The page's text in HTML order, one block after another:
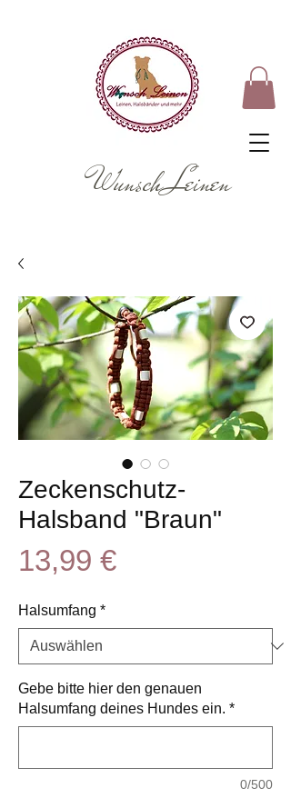
Wunsch Leinen
Zeckenschutz-
Halsband "Braun"
13,99 €Preis
Halsumfang *
Gebe bitte hier den genauen
Halsumfang deines Hundes ein. *
0/500